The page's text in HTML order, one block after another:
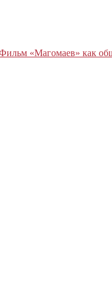
«Магомаев» как